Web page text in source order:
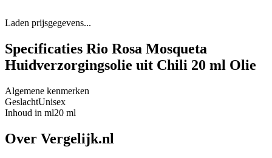
Laden prijsgegevens...
Specificaties Rio Rosa Mosqueta
Huidverzorgingsolie uit Chili 20 ml Olie
Algemene kenmerken
GeslachtUnisex
Inhoud in ml20 ml
Over Vergelijk.nl